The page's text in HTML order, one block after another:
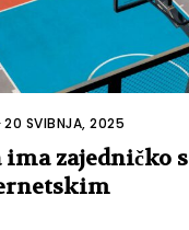
20 SVIBNJA, 2025
ima zajedničko s